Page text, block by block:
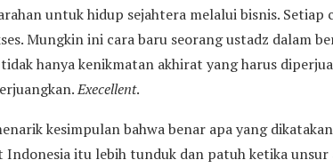
untuk hidup sejahtera melalui bisnis. Setiap
Mungkin ini cara baru seorang ustadz dalam
hanya kenikmatan akhirat yang harus
Execellent.
kesimpulan bahwa benar apa yang
Indonesia itu lebih tunduk dan patuh ketika